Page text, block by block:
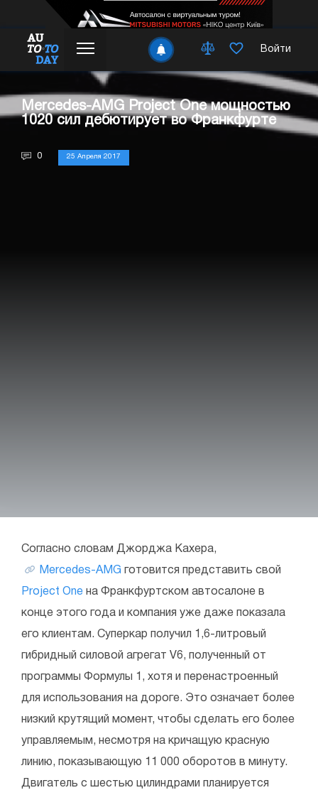
Войти
Mercedes-AMG Project One мощностью
1020 сил дебютирует во Франкфурте
0 25 Апреля 2017
Согласно словам Джорджа Кахера,
Mercedes-AMG готовится представить свой
Project One на Франкфуртском автосалоне в
конце этого года и компания уже даже показала
его клиентам. Суперкар получил 1,6-литровый
гибридный силовой агрегат V6, полученный от
программы Формулы 1, хотя и перенастроенный
для использования на дороге. Это означает более
низкий крутящий момент, чтобы сделать его более
управляемым, несмотря на кричащую красную
линию, показывающую 11 000 оборотов в минуту.
Двигатель с шестью цилиндрами планируется